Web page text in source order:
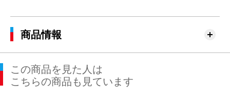
41cm×82cm
41cm×84cm 47cm 116cm 104cm 110cm
41cm×86cm 47cm
商品情報
この商品を見た人は
こちらの商品も見ています